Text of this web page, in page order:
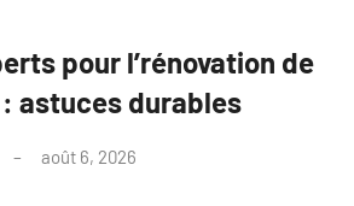
pour l’rénovation de
: astuces durables
août 6, 2026